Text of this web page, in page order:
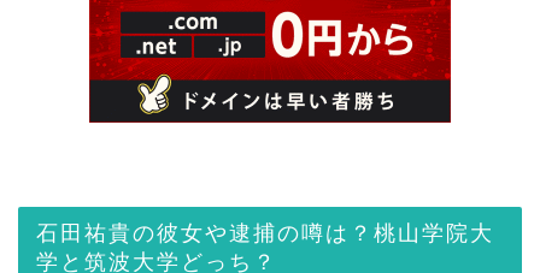
石田祐貴の彼女や逮捕の噂は？桃山学院大
学と筑波大学どっち？